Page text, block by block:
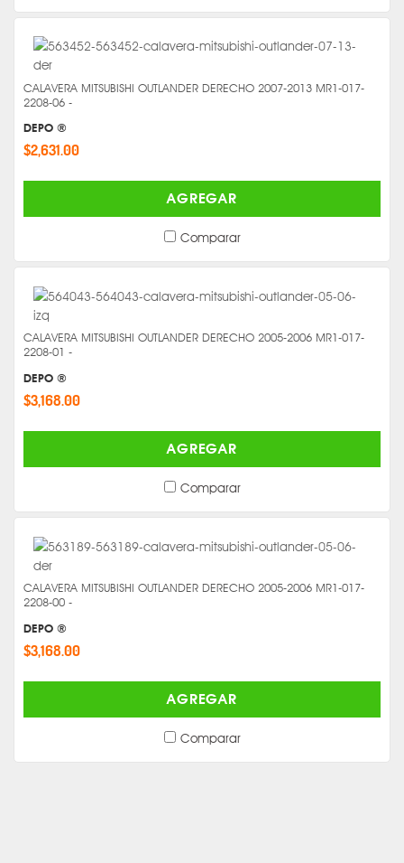
CALAVERA MITSUBISHI OUTLANDER DERECHO 2007-2013 MR1-017-
2208-06 -
DEPO ®
$2,631.00
AGREGAR
Comparar
CALAVERA MITSUBISHI OUTLANDER DERECHO 2005-2006 MR1-017-
2208-01 -
DEPO ®
$3,168.00
AGREGAR
Comparar
CALAVERA MITSUBISHI OUTLANDER DERECHO 2005-2006 MR1-017-
2208-00 -
DEPO ®
$3,168.00
AGREGAR
Comparar